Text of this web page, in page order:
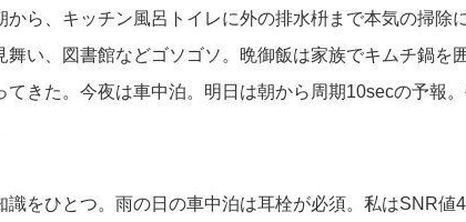
から、キッチン風呂トイレに外の排水枡まで本気の掃除
舞い、図書館などゴソゴソ。晩御飯は家族でキムチ鍋を
てきた。今夜は車中泊。明日は朝から周期10secの予報
識をひとつ。雨の日の車中泊は耳栓が必須。私はSNR値